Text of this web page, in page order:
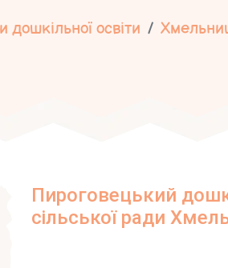
освіти
Пироговецький
сільської ради